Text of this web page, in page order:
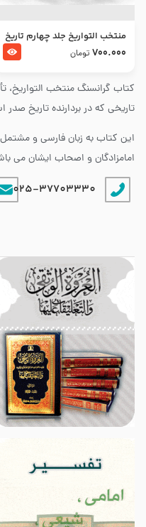
کتاب گرانسنگ منتخب التواريخ،
تاریخی که در بردارنده تاریخ
این کتاب به زبان فارسی و
امامزادگان و اصحاب ایشان می
025-37703330
منتخب التواریخ جلد چهارم تاریخ
امام زین العابدین و امام محمد
700.000 تومان